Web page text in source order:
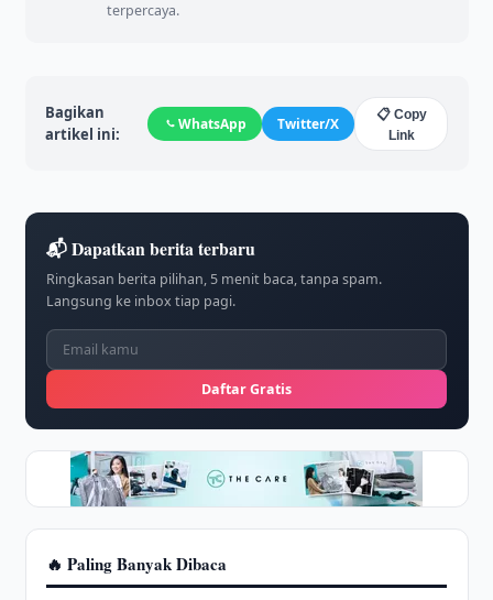
terpercaya.
Bagikan
artikel ini:
WhatsApp Twitter/X
📋 Copy
Link
📬 Dapatkan berita terbaru
Ringkasan berita pilihan, 5 menit baca, tanpa spam.
Langsung ke inbox tiap pagi.
Daftar Gratis
🔥 Paling Banyak Dibaca